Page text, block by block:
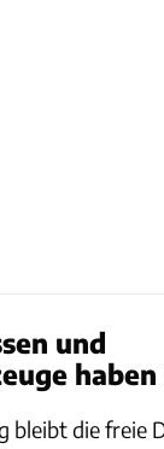
und
bleibt die freie